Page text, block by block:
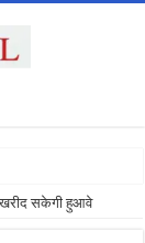
खरीद सकेगी हुआवे